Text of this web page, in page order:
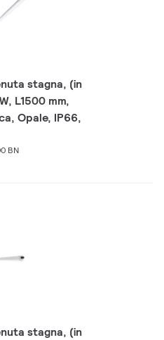
stagna, (in
L1500 mm,
Opale, IP66,
BN
stagna, (in